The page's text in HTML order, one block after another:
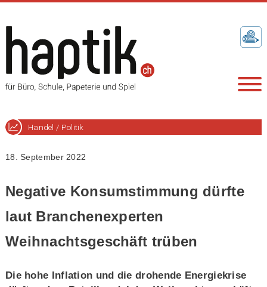
Handel / Politik
18. September 2022
Negative Konsumstimmung dürfte
laut Branchenexperten
Weihnachtsgeschäft trüben
Die hohe Inflation und die drohende Energiekrise